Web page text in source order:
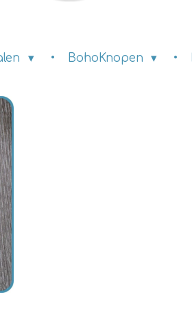
BohoKnopen